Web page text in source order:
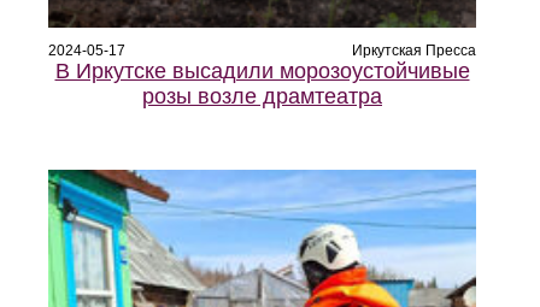
2024-05-17 Иркутская Пресса
В Иркутске высадили морозоустойчивые
розы возле драмтеатра